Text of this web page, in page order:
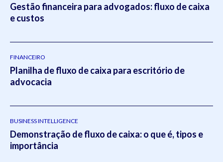
Gestão financeira para advogados: fluxo de caixa
e custos
FINANCEIRO
Planilha de fluxo de caixa para escritório de
advocacia
BUSINESS INTELLIGENCE
Demonstração de fluxo de caixa: o que é, tipos e
importância